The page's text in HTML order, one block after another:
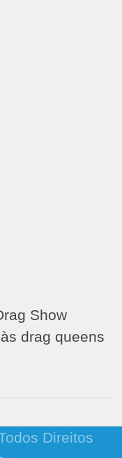
Show
drag queens
Direitos